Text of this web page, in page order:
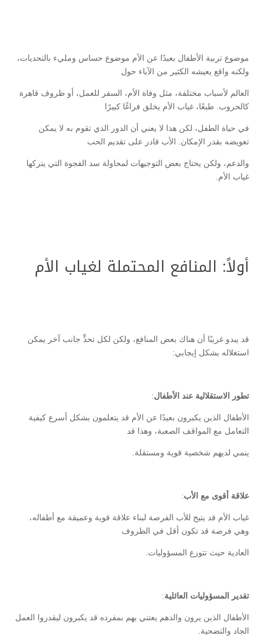
موضوع تربية الأطفال بعيدًا عن الأم موضوع حساس ومليء بالتحديات،
ولكنه واقع يعيشه الكثير من الآباء حول
العالم لأسباب مختلفة، مثل وفاة الأم، السفر للعمل، أو ظروف قاهرة
كالحروب. طبعًا، غياب الأم يخلق فراغًا كبيرًا
في حياة الطفل، لكن هذا لا يعني أن الدور الذي تقوم به لا يمكن
تعويضه بقدر الإمكان. الأب قادر على تقديم الحب
والدعم، ولكن يحتاج بعض التوجيهات لمحاولة سد الفجوة التي يتركها
غياب الأم.
أولاً: المنافع المحتملة لغياب الأم
قد يبدو غريبًا أن هناك بعض المنافع، ولكن لكل تحدٍّ جانب آخر يمكن
استغلاله بشكل إيجابي:
تطور الاستقلالية عند الأطفال:
الأطفال الذين يكبرون بعيدًا عن الأم قد يتعلمون بشكل أسرع كيفية
التعامل مع المواقف الصعبة، وهذا قد
ينمي لديهم شخصية قوية ومستقلة.
علاقة أقوى مع الأب:
غياب الأم قد يتيح للأب الفرصة لبناء علاقة قوية وعميقة مع أطفاله،
وهي فرصة قد تكون أقل في الظروف
العادية حيث تتوزع المسؤوليات.
تقدير المسؤوليات العائلية:
الأطفال الذين يرون والدهم يعتني بهم بمفرده قد يكبرون ليقدروا العمل
الجاد والتضحية.